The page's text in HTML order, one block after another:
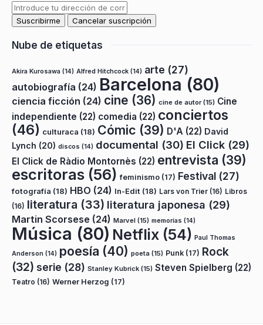
Nube de etiquetas
Akira Kurosawa (14) Alfred Hitchcock (14) arte (27)
autobiografía (24) Barcelona (80)
ciencia ficción (24) cine (36) cine de autor(15) Cine
independiente (22) comedia (22) conciertos
(46) culturaca (18) Cómic (39) D'A (22) David
Lynch (20) discos (14) documental (30) El Click (29)
El Click de Ràdio Montornès (22) entrevista (39)
escritoras (56) feminismo (17) Festival (27)
fotografía (18) HBO (24) In-Edit (18) Lars von Trier (16) Libros
(16) literatura (33) literatura japonesa (29)
Martin Scorsese (24) Marvel (15) memorias (14)
Música (80) Netflix (54) Paul Thomas
Anderson (14) poesía (40) poeta (15) Punk (17) Rock
(32) serie (28) Stanley Kubrick (15) Steven Spielberg (22)
Teatro (16) Werner Herzog (17)